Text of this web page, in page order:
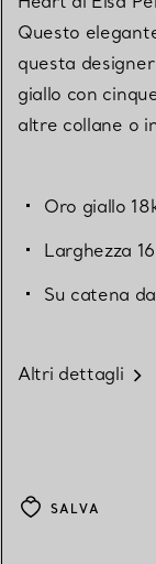
Questo
questa
giallo con
altre collane o
Oro giallo
Larghezza
Su catena
Altri dettagli
SALVA